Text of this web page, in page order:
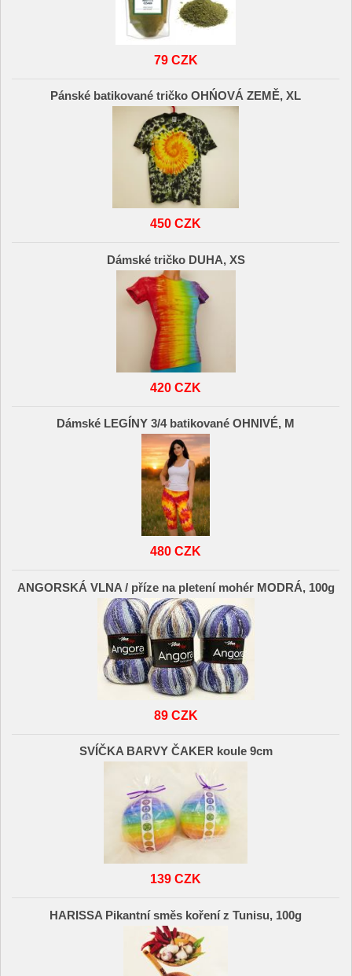
79 CZK
Pánské batikované tričko OHŃOVÁ ZEMĚ, XL
450 CZK
Dámské tričko DUHA, XS
420 CZK
Dámské LEGÍNY 3/4 batikované OHNIVÉ, M
480 CZK
ANGORSKÁ VLNA / příze na pletení mohér MODRÁ, 100g
89 CZK
SVÍČKA BARVY ČAKER koule 9cm
139 CZK
HARISSA Pikantní směs koření z Tunisu, 100g